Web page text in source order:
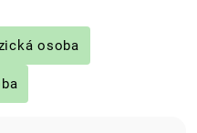
osoba